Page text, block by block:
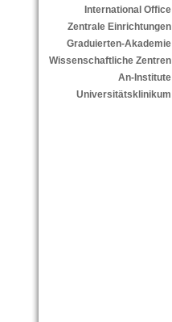
International Office
Zentrale Einrichtungen
Graduierten-Akademie
Wissenschaftliche Zentren
An-Institute
Universitätsklinikum